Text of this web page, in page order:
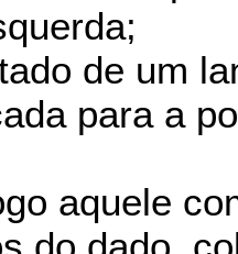
de um
para a
aquele
do dado,